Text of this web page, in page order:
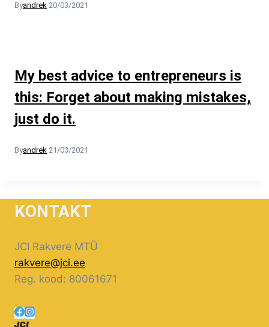
Byandrek 20/03/2021
My best advice to entrepreneurs is
this: Forget about making mistakes,
just do it.
Byandrek 21/03/2021
KONTAKT
JCI Rakvere MTÜ
rakvere@jci.ee
Reg. kood: 80061671